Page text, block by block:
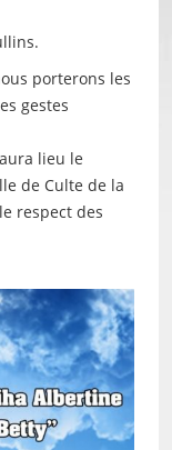
porterons les
gestes
lieu le
de Culte de la
respect des